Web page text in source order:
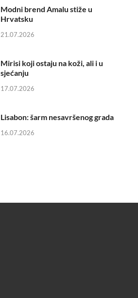
Modni brend Amalu stiže u
Hrvatsku
21.07.2026
Mirisi koji ostaju na koži, ali i u
sjećanju
17.07.2026
Lisabon: šarm nesavršenog grada
16.07.2026